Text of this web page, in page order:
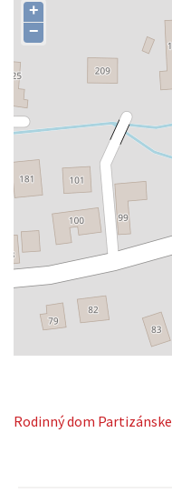
+
−
Rodinný dom Partizánske